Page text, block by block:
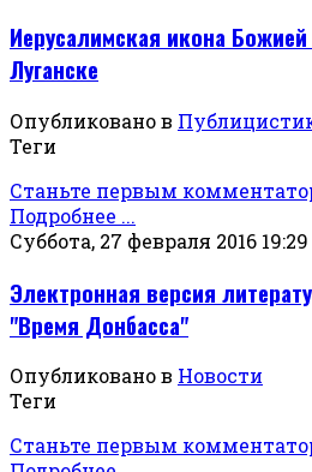
Иерусалимская икона
Луганске
Опубликовано в
Теги
Станьте первым
Подробнее ...
Суббота, 27 февраля 2016 19:29
Электронная версия
"Время Донбасса"
Опубликовано в Новости
Теги
Станьте первым